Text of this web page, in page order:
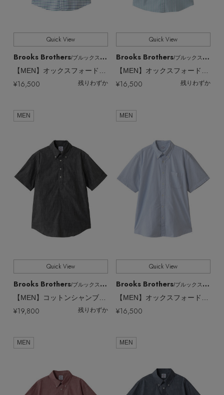
Quick View
Brooks Brothers/ブルックス ブラザーズ
¥16,500 残りわずか
Quick View
Brooks Brothers/ブルックス ブラザーズ
¥16,500 残りわずか
MEN
Quick View
Brooks Brothers/ブルックス ブラザーズ
【MEN】オックスフォード キャンディストライプ ショートスリーブ フライデーシャツ
¥16,500
MEN
Quick View
Brooks Brothers/ブルックス ブラザーズ
【MEN】コットンシャンブレー GFロゴ ショートスリーブ プルオーバーシャツ
¥19,800 残りわずか
MEN
MEN